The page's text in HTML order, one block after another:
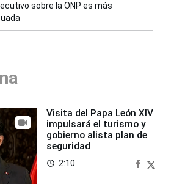
sobre la ONP es más
Visita del Papa León XIV
impulsará el turismo y
gobierno alista plan de
seguridad
access_time 2:10